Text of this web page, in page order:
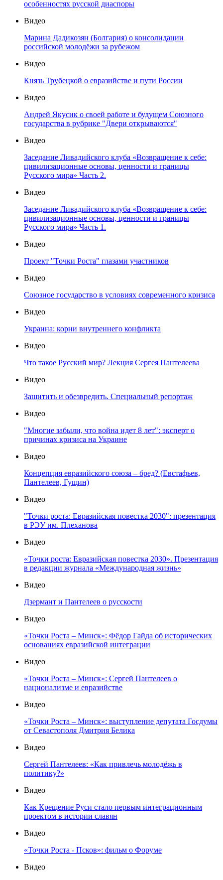
особенностях русской диаспоры
Видео
Марина Дадикозян (Болгария) о консолидации
российской молодёжи за рубежом
Видео
Князь Трубецкой о евразийстве и пути России
Видео
Андрей Якусик о своей работе и будущем Союзного
государства в рубрике "Двери открываются"
Видео
Заседание Ливадийского клуба «Возвращение к себе:
цивилизационные основы, ценности и границы
Русского мира» Часть 2.
Видео
Заседание Ливадийского клуба «Возвращение к себе:
цивилизационные основы, ценности и границы
Русского мира» Часть 1.
Видео
Проект "Точки Роста" глазами участников
Видео
Союзное государство в условиях современного кризиса
Видео
Украина: корни внутреннего конфликта
Видео
Что такое Русский мир? Лекция Сергея Пантелеева
Видео
Защитить и обезвредить. Специальный репортаж
Видео
"Многие забыли, что война идет 8 лет": эксперт о
причинах кризиса на Украине
Видео
Концепция евразийского союза – бред? (Евстафьев,
Пантелеев, Гущин)
Видео
"Точки роста: Евразийская повестка 2030": презентация
в РЭУ им. Плеханова
Видео
«Точки роста: Евразийская повестка 2030». Презентация
в редакции журнала «Международная жизнь»
Видео
Дзермант и Пантелеев о русскости
Видео
«Точки Роста – Минск»: Фёдор Гайда об исторических
основаниях евразийской интеграции
Видео
«Точки Роста – Минск»: Сергей Пантелеев о
национализме и евразийстве
Видео
«Точки Роста – Минск»: выступление депутата Госдумы
от Севастополя Дмитрия Белика
Видео
Сергей Пантелеев: «Как привлечь молодёжь в
политику?»
Видео
Как Крещение Руси стало первым интеграционным
проектом в истории славян
Видео
«Точки Роста - Псков»: фильм о Форуме
Видео